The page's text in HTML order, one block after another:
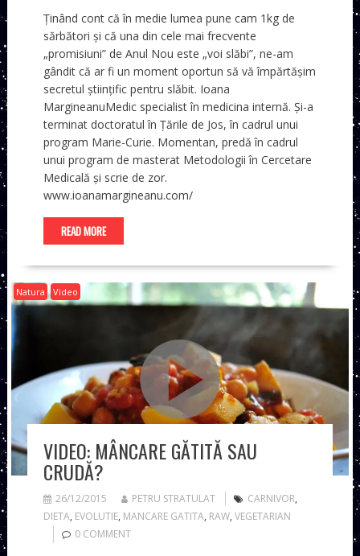
Ținând cont că în medie lumea pune cam 1kg de
sărbători și că una din cele mai frecvente
„promisiuni” de Anul Nou este „voi slăbi”, ne-am
gândit că ar fi un moment oportun să vă împărtășim
secretul științific pentru slăbit. Ioana
MargineanuMedic specialist în medicina internă. Și-a
terminat doctoratul în Țările de Jos, în cadrul unui
program Marie-Curie. Momentan, predă în cadrul
unui program de masterat Metodologii în Cercetare
Medicală și scrie de zor.
www.ioanamargineanu.com/
READ MORE
Natura Video
VIDEO: MÂNCARE GĂTITĂ SAU
CRUDĂ?
26/12/2015 PETRU STRATULAT CARNIVOR,
DIETA, EVOLUTIE, MANCARE GATITA, RAW, VEGETARIAN
0 COMMENT